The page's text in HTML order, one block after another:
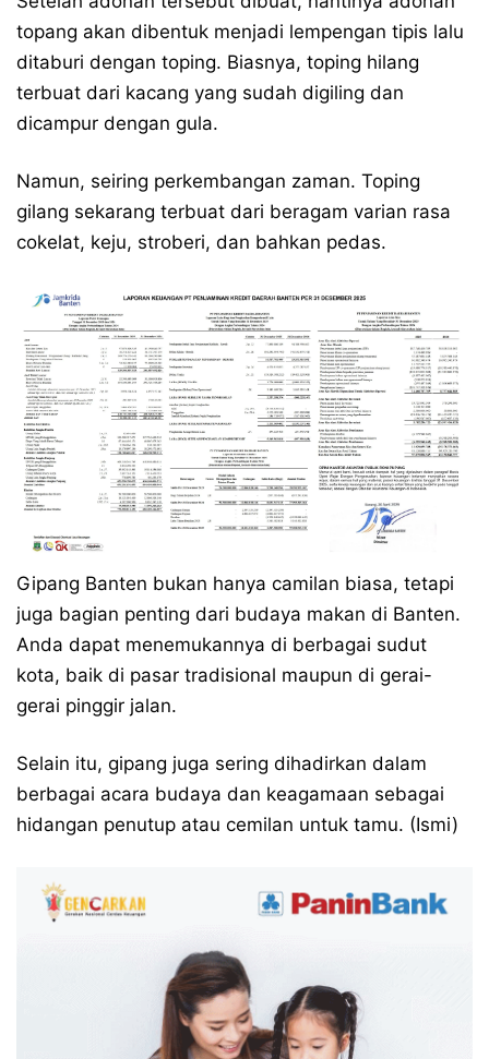
topang akan dibentuk menjadi lempengan tipis lalu
ditaburi dengan toping. Biasnya, toping hilang
terbuat dari kacang yang sudah digiling dan
dicampur dengan gula.
Namun, seiring perkembangan zaman. Toping
gilang sekarang terbuat dari beragam varian rasa
cokelat, keju, stroberi, dan bahkan pedas.
Gipang Banten bukan hanya camilan biasa, tetapi
juga bagian penting dari budaya makan di Banten.
Anda dapat menemukannya di berbagai sudut
kota, baik di pasar tradisional maupun di gerai-
gerai pinggir jalan.
Selain itu, gipang juga sering dihadirkan dalam
berbagai acara budaya dan keagamaan sebagai
hidangan penutup atau cemilan untuk tamu. (Ismi)